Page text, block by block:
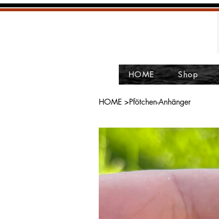
HOME Shop
HOME >Pfötchen-Anhänger